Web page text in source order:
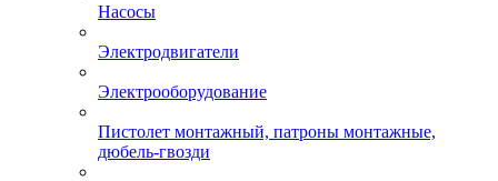
Насосы
Электродвигатели
Электрооборудование
Пистолет монтажный, патроны монтажные,
дюбель-гвозди